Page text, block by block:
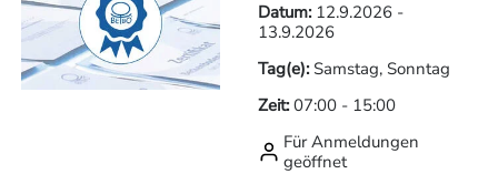
Datum: 12.9.2026-
13.9.2026
Tag(e): Samstag, Sonntag
Zeit:07:00- 15:00
Für Anmeldungen
geöffnet